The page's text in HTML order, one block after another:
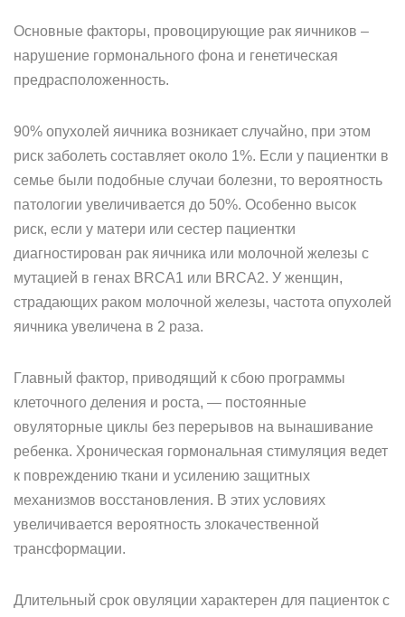
Основные факторы, провоцирующие рак яичников –
нарушение гормонального фона и генетическая
предрасположенность.
90% опухолей яичника возникает случайно, при этом
риск заболеть составляет около 1%. Если у пациентки в
семье были подобные случаи болезни, то вероятность
патологии увеличивается до 50%. Особенно высок
риск, если у матери или сестер пациентки
диагностирован рак яичника или молочной железы с
мутацией в генах BRCA1 или BRCA2. У женщин,
страдающих раком молочной железы, частота опухолей
яичника увеличена в 2 раза.
Главный фактор, приводящий к сбою программы
клеточного деления и роста, — постоянные
овуляторные циклы без перерывов на вынашивание
ребенка. Хроническая гормональная стимуляция ведет
к повреждению ткани и усилению защитных
механизмов восстановления. В этих условиях
увеличивается вероятность злокачественной
трансформации.
Длительный срок овуляции характерен для пациенток с